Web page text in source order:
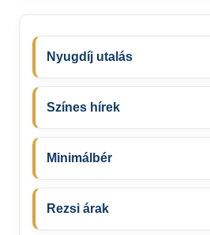
Nyugdíj utalás
Színes hírek
Minimálbér
Rezsi árak